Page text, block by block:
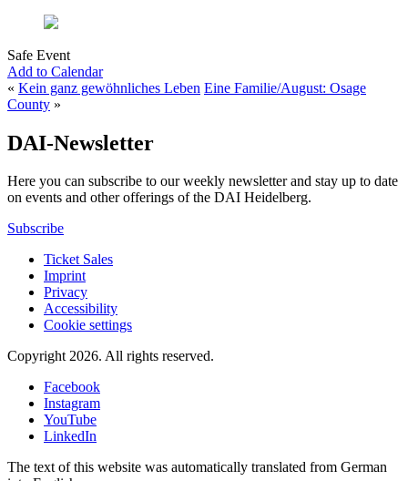
Safe Event
Add to Calendar
« Kein ganz gewöhnliches Leben Eine Familie/August: Osage
County »
DAI-Newsletter
Here you can subscribe to our weekly newsletter and stay up to date
on events and other offerings of the DAI Heidelberg.
Subscribe
Ticket Sales
Imprint
Privacy
Accessibility
Cookie settings
Copyright 2026. All rights reserved.
Facebook
Instagram
YouTube
LinkedIn
The text of this website was automatically translated from German